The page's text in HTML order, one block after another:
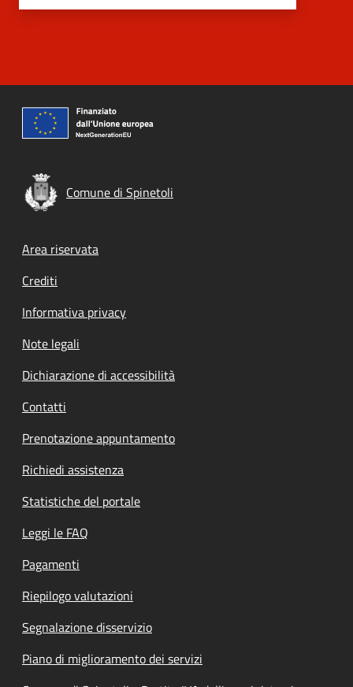
Comune di Spinetoli
Footer menu
Area riservata
Crediti
Informativa privacy
Note legali
Dichiarazione di accessibilità
Contatti
Prenotazione appuntamento
Richiedi assistenza
Statistiche del portale
Leggi le FAQ
Pagamenti
Riepilogo valutazioni
Segnalazione disservizio
Piano di miglioramento dei servizi